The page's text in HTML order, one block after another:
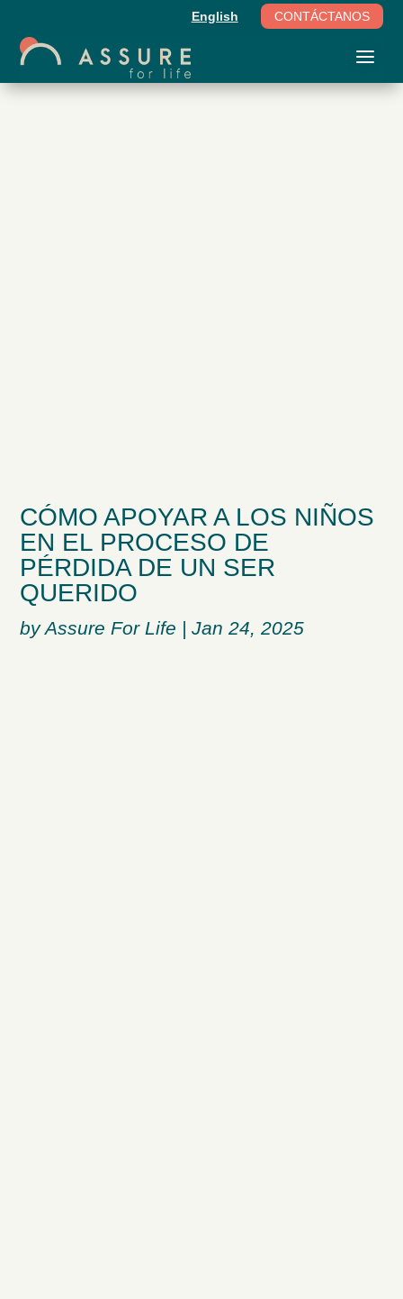
English CONTÁCTANOS
CÓMO APOYAR A LOS NIÑOS
EN EL PROCESO DE
PÉRDIDA DE UN SER
QUERIDO
byAssure For Life |Jan 24, 2025